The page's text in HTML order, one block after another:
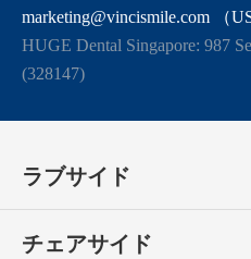
marketing@vincismile.com （
HUGE Dental Singapore: 987
(328147)
ラブサイド
チェアサイド